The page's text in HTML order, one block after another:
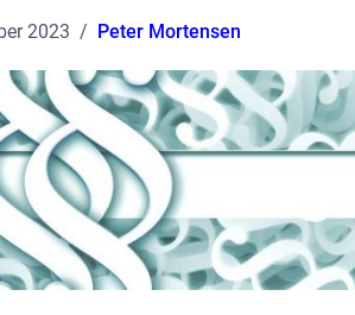
2023 Peter Mortensen